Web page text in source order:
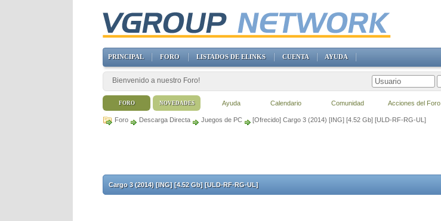
Foro Descarga Directa Juegos de PC [Ofrecido] Cargo 3 (2014) [ING] [4.52 Gb] [ULD-RF-RG-UL]
Cargo 3 (2014) [ING] [4.52 Gb] [ULD-RF-RG-UL]
PRINCIPAL FORO LISTADOS DE ELINKS CUENTA AYUDA
Bienvenido a nuestro Foro!
FORO Ayuda Calendario Comunidad Acciones del Foro
NOVEDADES